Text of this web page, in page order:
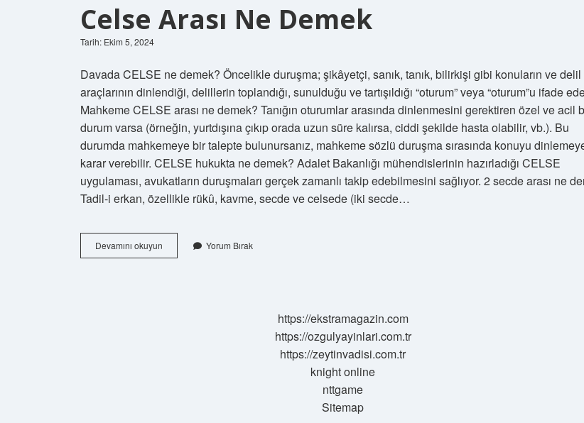
Celse Arası Ne Demek
Tarih: Ekim 5, 2024
Davada CELSE ne demek? Öncelikle duruşma; şikâyetçi, sanık, tanık, bilirkişi gibi konuların ve delil
araçlarının dinlendiği, delillerin toplandığı, sunulduğu ve tartışıldığı “oturum” veya “oturum”u ifade
Mahkeme CELSE arası ne demek? Tanığın oturumlar arasında dinlenmesini gerektiren özel ve acil
durum varsa (örneğin, yurtdışına çıkıp orada uzun süre kalırsa, ciddi şekilde hasta olabilir, vb.). Bu
durumda mahkemeye bir talepte bulunursanız, mahkeme sözlü duruşma sırasında konuyu
karar verebilir. CELSE hukukta ne demek? Adalet Bakanlığı mühendislerinin hazırladığı CELSE
uygulaması, avukatların duruşmaları gerçek zamanlı takip edebilmesini sağlıyor. 2 secde arası ne
Tadil-i erkan, özellikle rükû, kavme, secde ve celsede (iki secde…
Devamını okuyun
Arası
Yorum Bırak
https://ekstramagazin.com
https://ozgulyayinlari.com.tr
https://zeytinvadisi.com.tr
knight online
nttgame
Sitemap